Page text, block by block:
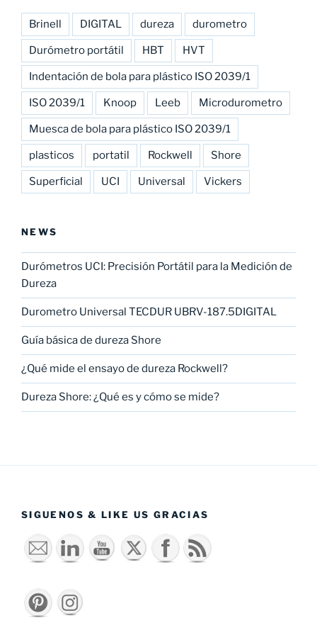
Brinell DIGITAL dureza durometro
Durómetro portátil HBT HVT
Indentación de bola para plástico ISO 2039/1
ISO 2039/1 Knoop Leeb Microdurometro
Muesca de bola para plástico ISO 2039/1
plasticos portatil Rockwell Shore
Superficial UCI Universal Vickers
NEWS
Durómetros UCI: Precisión Portátil para la Medición de
Dureza
Durometro Universal TECDUR UBRV-187.5DIGITAL
Guía básica de dureza Shore
¿Qué mide el ensayo de dureza Rockwell?
Dureza Shore: ¿Qué es y cómo se mide?
SIGUENOS & LIKE US GRACIAS